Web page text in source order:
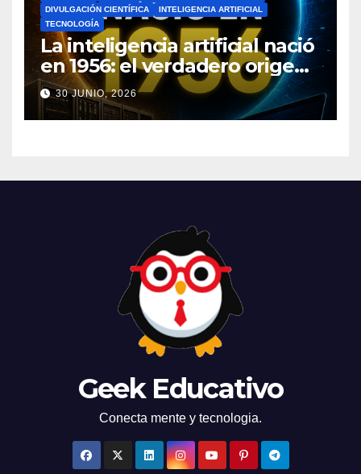
DIVULGACIÓN CIENTÍFICA
INTELIGENCIA ARTIFICIAL
TECNOLOGÍA
La inteligencia artificial nació
en 1956: el verdadero origen
de la IA que cambió el
mundo
30 JUNIO, 2026
Geek Educativo
Conecta mente y tecnologia.